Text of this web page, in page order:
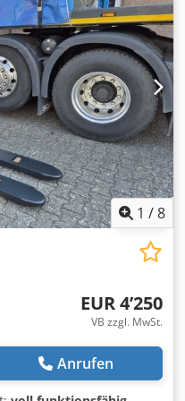
Codpfx Ahjwzpc
Technisch: Neu
Bereifung vorne
Typ: Polyurethan
Batterie Volt: 24V
Batterie Baujahr: 2024
CE Zertifikat,
1 /8
EUR 4’250
VB zzgl. MwSt.
Anrufen